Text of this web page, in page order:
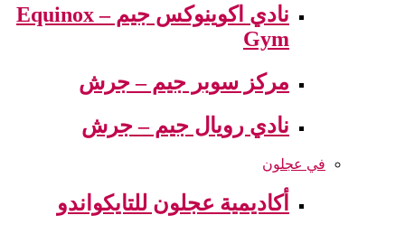
نادي اكوينوكس جيم – Equinox
Gym
مركز سوبر جيم – جرش
نادي رويال جيم – جرش
في عجلون
أكاديمية عجلون للتايكواندو